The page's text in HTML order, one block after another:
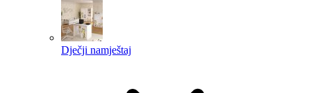
Dječji namještaj